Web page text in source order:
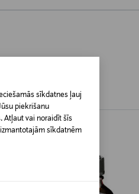
sīkdatnes ļauj
piekrišanu
Atļaut vai noraidīt šīs
sīkdatnēm